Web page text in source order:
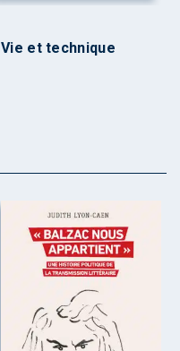
Vie et technique